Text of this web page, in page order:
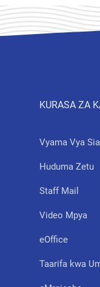
KURASA ZA
Vyama Vya
Huduma Zetu
Staff Mail
Video Mpya
eOffice
Taarifa kwa